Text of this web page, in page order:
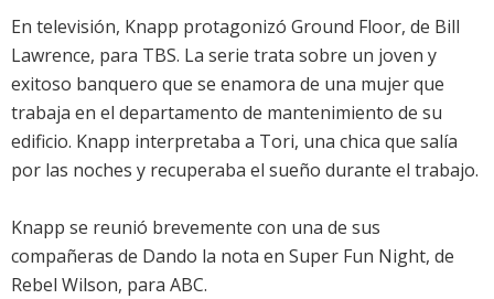
En televisión, Knapp protagonizó Ground Floor, de Bill
Lawrence, para TBS. La serie trata sobre un joven y
exitoso banquero que se enamora de una mujer que
trabaja en el departamento de mantenimiento de su
edificio. Knapp interpretaba a Tori, una chica que salía
por las noches y recuperaba el sueño durante el trabajo.
Knapp se reunió brevemente con una de sus
compañeras de Dando la nota en Super Fun Night, de
Rebel Wilson, para ABC.